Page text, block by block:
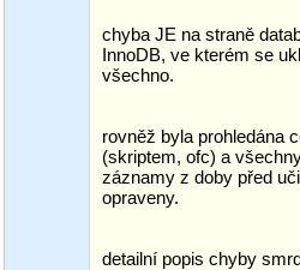
chyba JE na straně
InnoDB, ve kterém se
všechno.
rovněž byla prohledána
(skriptem, ofc) a
záznamy z doby před
opraveny.
detailní popis chyby